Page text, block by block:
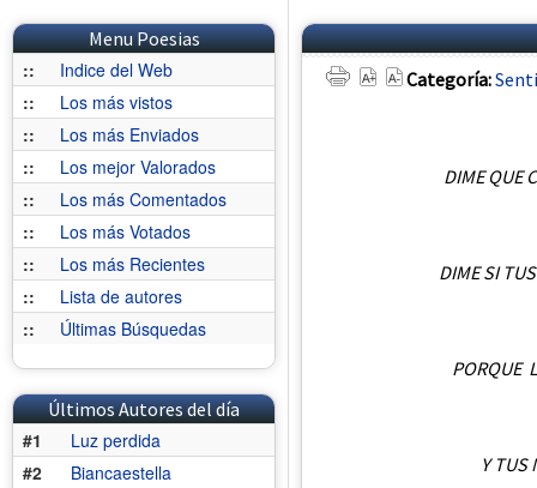
Menu Poesias
::
Indice del Web
::
Los más vistos
::
Los más Enviados
::
Los mejor Valorados
::
Los más Comentados
::
Los más Votados
::
Los más Recientes
::
Lista de autores
::
Últimas Búsquedas
Últimos Autores del día
#1
Luz perdida
#2
Biancaestella
Categoría:
DIME QUE
DIME SI
PORQUE
Y TUS